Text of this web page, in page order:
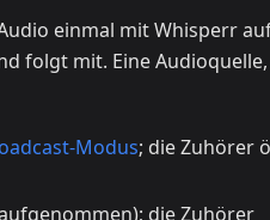
einmal mit Whisperr
folgt mit. Eine
Modus; die Zuhörer
die Zuhörer